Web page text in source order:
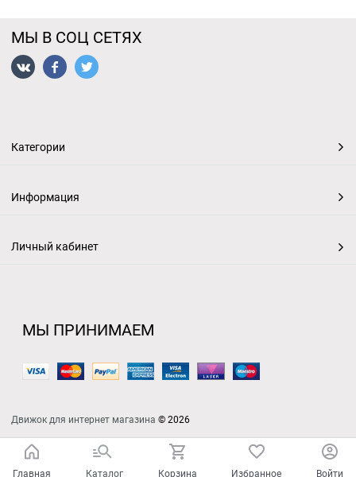
МЫ В СОЦ СЕТЯХ
Категории
Информация
Личный кабинет
МЫ ПРИНИМАЕМ
Движок для интернет магазина © 2026
Главная Каталог Корзина Избранное Войти